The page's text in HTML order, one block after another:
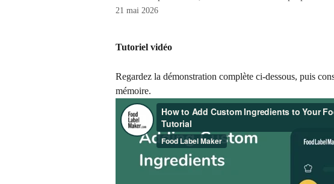
21 mai 2026
Tutoriel vidéo
Regardez la démonstration complète ci-dessous, puis
mémoire.